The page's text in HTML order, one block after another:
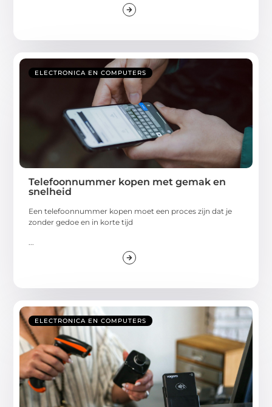
ELECTRONICA EN COMPUTERS
Telefoonnummer kopen met gemak en
snelheid
Een telefoonnummer kopen moet een proces zijn dat je
zonder gedoe en in korte tijd
ELECTRONICA EN COMPUTERS